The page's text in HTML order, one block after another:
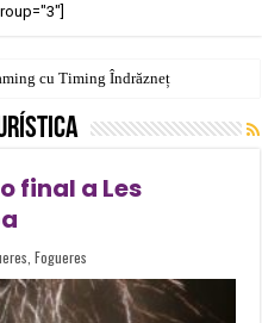
cu Timing Îndrăzneț
final a Les
,Fogueres